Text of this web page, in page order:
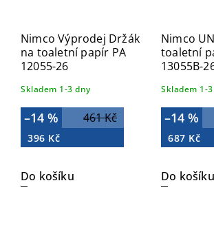
Nimco Výprodej Držák
na toaletní papír PA
12055-26
Skladem 1-3 dny
461 Kč
–14 %
396 Kč
Do košíku
Nimco
toaletní
13055B-
Skladem 1-
–14 %
687 Kč
Do košíku